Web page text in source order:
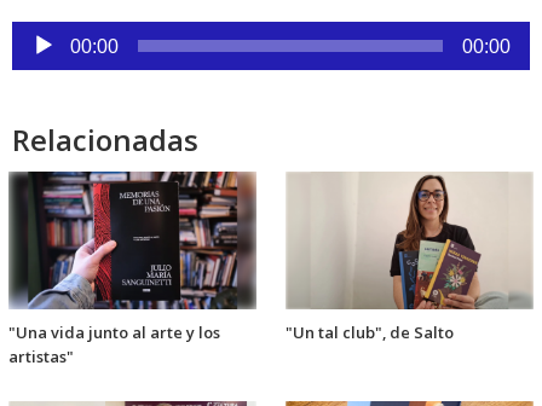
Reproductor
audio
00:00 00:00
Relacionadas
"Una vida junto al arte y los
artistas"
"Un tal club", de Salto